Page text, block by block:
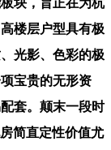
楼层户型具有极
光影、色彩的极
宝贵的无形资
套。颠末一段时
简直定性价值尤